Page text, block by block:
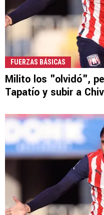
FUERZAS BÁSICAS
Milito los "olvidó",
Tapatío y subir a